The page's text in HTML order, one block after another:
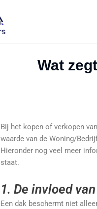
Wat
Bij het kopen of verkopen
waarde van de Woning/
Hieronder nog veel meer
staat.
1. De invloed
Een dak beschermt niet